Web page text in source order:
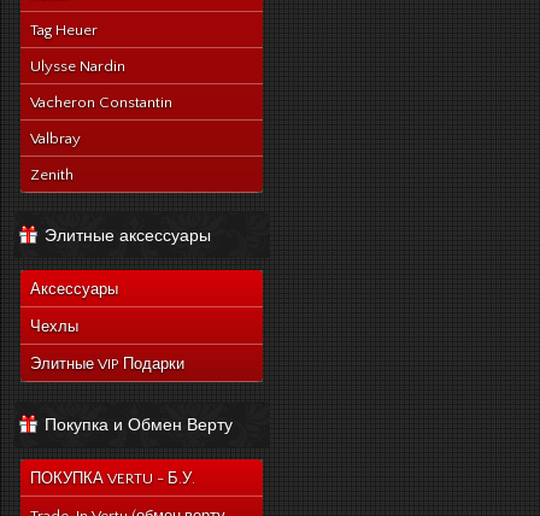
Tag Heuer
Ulysse Nardin
Vacheron Constantin
Valbray
Zenith
Элитные аксессуары
Аксессуары
Чехлы
Элитные VIP Подарки
Покупка и Обмен Верту
ПОКУПКА VERTU - Б.У.